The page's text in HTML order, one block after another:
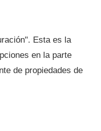
Esta es la
en la parte
de propiedades de